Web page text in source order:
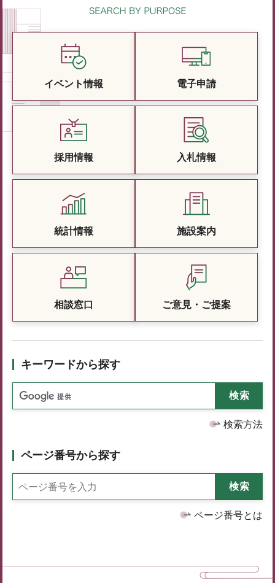
イベント情報 電子申請
採用情報 入札情報
統計情報 施設案内
相談窓口 ご意見・ご提案
キーワードから探す
検索方法
ページ番号から探す
ページ番号とは